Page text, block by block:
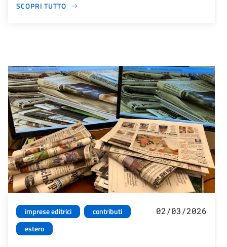
SCOPRI TUTTO
imprese editrici
contributi
estero
02/03/2026